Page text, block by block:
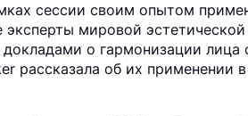
сессии своим опытом
эксперты мировой
докладами о гармонизации
рассказала об их применении